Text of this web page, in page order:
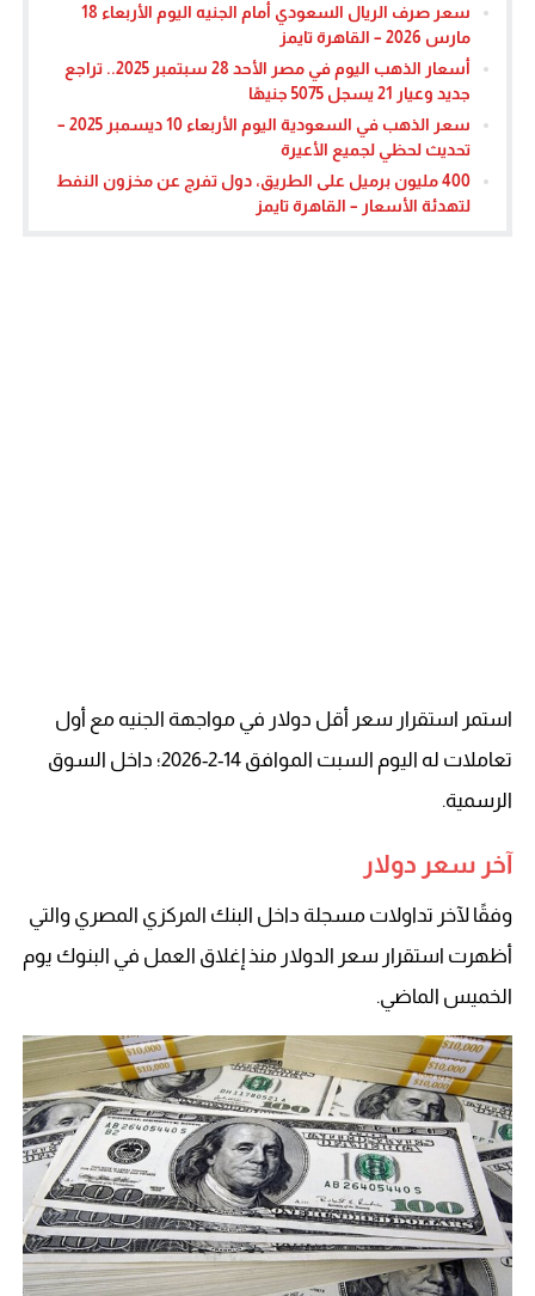
سعر صرف الريال السعودي أمام الجنيه اليوم الأربعاء 18
مارس 2026 – القاهرة تايمز
أسعار الذهب اليوم في مصر الأحد 28 سبتمبر 2025.. تراجع
جديد وعيار 21 يسجل 5075 جنيهًا
سعر الذهب في السعودية اليوم الأربعاء 10 ديسمبر 2025 –
تحديث لحظي لجميع الأعيرة
400 مليون برميل على الطريق، دول تفرج عن مخزون النفط
لتهدئة الأسعار – القاهرة تايمز
استمر استقرار سعر أقل دولار في مواجهة الجنيه مع أول
تعاملات له اليوم السبت الموافق 14-2-2026؛ داخل السوق
الرسمية.
آخر سعر دولار
وفقًا لآخر تداولات مسجلة داخل البنك المركزي المصري والتي
أظهرت استقرار سعر الدولار منذ إغلاق العمل في البنوك يوم
الخميس الماضي.